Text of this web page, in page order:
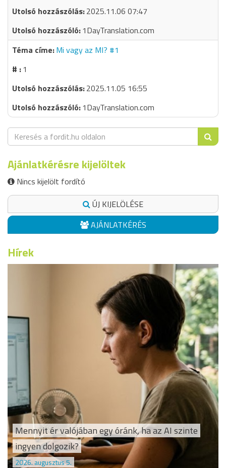
2025.11.06 07:47
1DayTranslation.com
Mi vagy az MI? #1
1
2025.11.05 16:55
1DayTranslation.com
Ajánlatkérésre kijelöltek
Nincs kijelölt fordító
ÚJ KIJELÖLÉSE
AJÁNLATKÉRÉS
Hírek
Mennyit ér valójában egy óránk, ha az AI szinte
ingyen dolgozik?
2026. augusztus 5.